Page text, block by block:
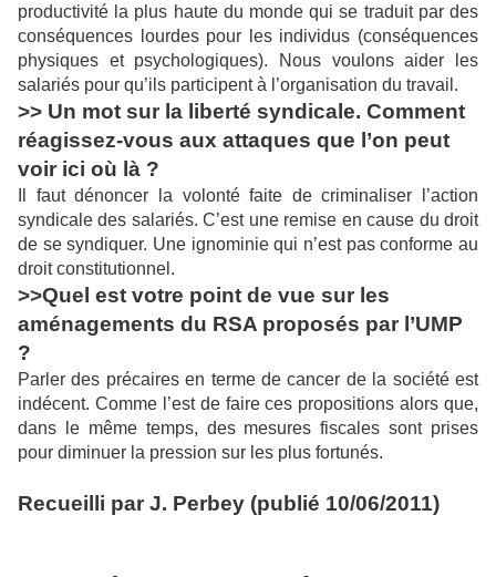
productivité la plus haute du monde qui se traduit par des
conséquences lourdes pour les individus (conséquences
physiques et psychologiques). Nous voulons aider les
salariés pour qu’ils participent à l’organisation du travail.
>> Un mot sur la liberté syndicale. Comment
réagissez-vous aux attaques que l’on peut
voir ici où là ?
Il faut dénoncer la volonté faite de criminaliser l’action
syndicale des salariés. C’est une remise en cause du droit
de se syndiquer. Une ignominie qui n’est pas conforme au
droit constitutionnel.
>>Quel est votre point de vue sur les
aménagements du RSA proposés par l’UMP
?
Parler des précaires en terme de cancer de la société est
indécent. Comme l’est de faire ces propositions alors que,
dans le même temps, des mesures fiscales sont prises
pour diminuer la pression sur les plus fortunés.
Recueilli par J. Perbey (publié 10/06/2011)